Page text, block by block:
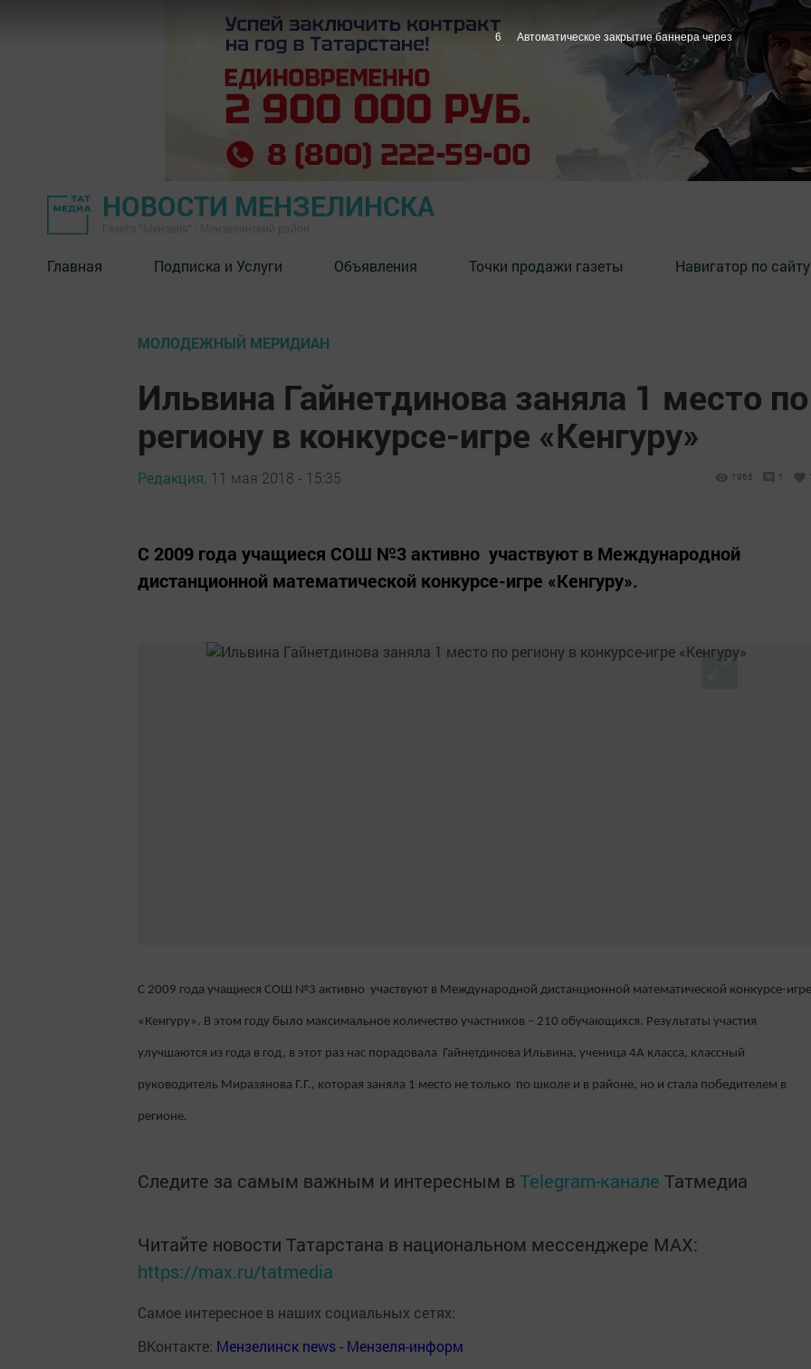
НОВОСТИ МЕНЗЕЛИНСКА
Главная Подписка и Услуги Объявления Точки продажи газеты Навигатор по сайту
МОЛОДЕЖНЫЙ МЕРИДИАН
Ильвина Гайнетдинова заняла 1 место по
региону в конкурсе-игре «Кенгуру»
Редакция, 11 мая 2018 - 15:35 1966 1
С 2009 года учащиеся СОШ №3 активно участвуют в Международной
дистанционной математической конкурсе-игре «Кенгуру».
С 2009 года учащиеся СОШ №3 активно участвуют в Международной дистанционной математической конкурсе-игре
«Кенгуру». В этом году было максимальное количество участников – 210 обучающихся. Результаты участия
улучшаются из года в год, в этот раз нас порадовала Гайнетдинова Ильвина, ученица 4А класса, классный
руководитель Миразянова Г.Г., которая заняла 1 место не только по школе и в районе, но и стала победителем в
регионе.
Следите за самым важным и интересным в Telegram-канале Татмедиа
Читайте новости Татарстана в национальном мессенджере MАХ:
https://max.ru/tatmedia
Самое интересное в наших социальных сетях:
ВКонтакте: Мензелинск news - Мензеля-информ
5 Автоматическое закрытие баннера через